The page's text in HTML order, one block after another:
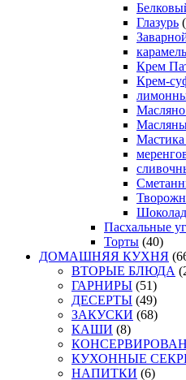
Глазурь
карамель
Крем
Крем-
Пасхальные
Торты (40)
ДОМАШНЯЯ КУХНЯ
ВТОРЫЕ БЛЮДА
ГАРНИРЫ (51)
ДЕСЕРТЫ (49)
ЗАКУСКИ (68)
КАШИ (8)
КУХОННЫЕ
НАПИТКИ (6)